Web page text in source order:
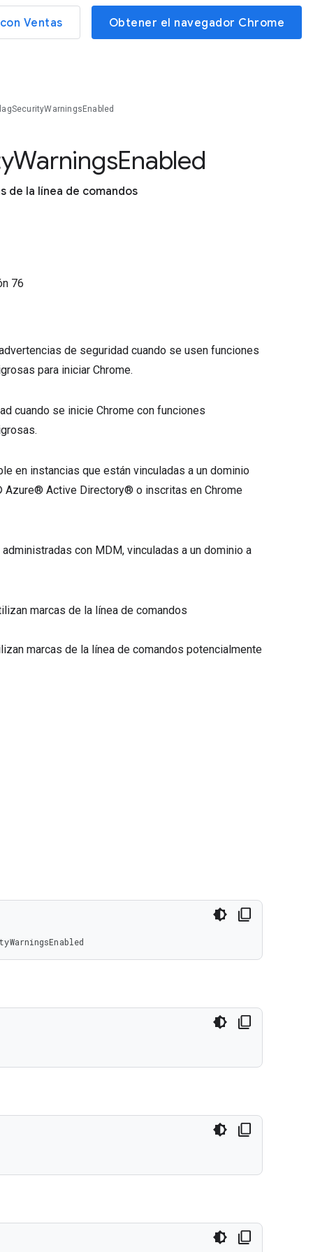
Ventas Obtener el navegador Chrome
WarningsEnabled
de la línea de comandos
76
de seguridad cuando se usen funciones
para iniciar Chrome.
cuando se inicie Chrome con funciones
en instancias que están vinculadas a un dominio
Active Directory® o inscritas en Chrome
con MDM, vinculadas a un dominio a
marcas de la línea de comandos
marcas de la línea de comandos potencialmente